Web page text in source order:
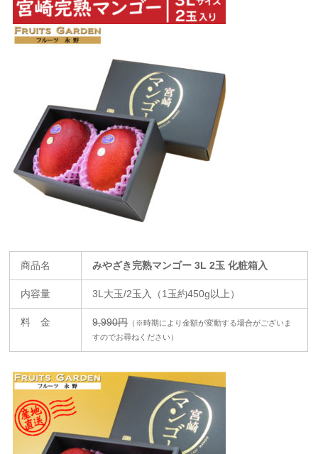
商品名 みやざき完熟マンゴー 3L 2玉 化粧箱入
内容量 3L大玉/2玉入（1玉約450g以上）
料 金 9,990円（※時期により金額が変動する場合がございま
すのでお尋ねください）